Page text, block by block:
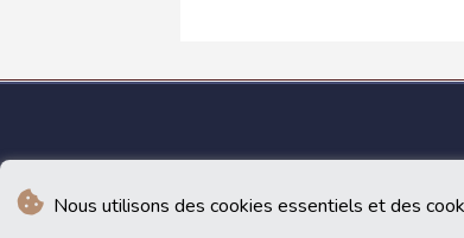
Nous utilisons des cookies essentiels et des